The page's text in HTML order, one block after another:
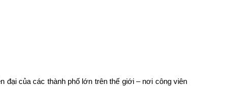
đại của các thành phố lớn trên thế giới – nơi công viên